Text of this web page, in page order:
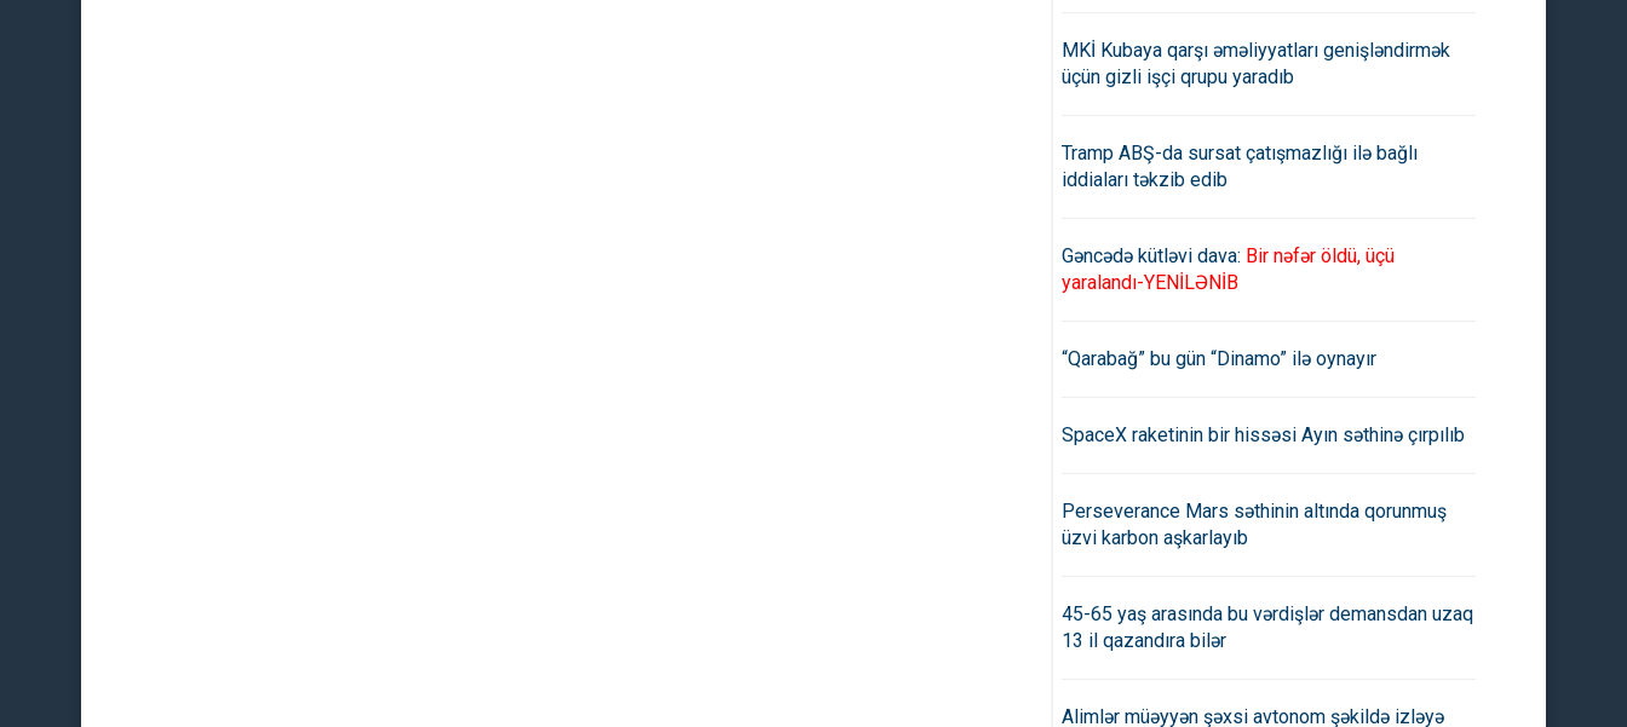
MKİ Kubaya qarşı əməliyyatları genişləndirmək
üçün gizli işçi qrupu yaradıb
Tramp ABŞ-da sursat çatışmazlığı ilə bağlı
iddiaları təkzib edib
Gəncədə kütləvi dava: Bir nəfər öldü, üçü
yaralandı-YENİLƏNİB
“Qarabağ” bu gün “Dinamo” ilə oynayır
SpaceX raketinin bir hissəsi Ayın səthinə çırpılıb
Perseverance Mars səthinin altında qorunmuş
üzvi karbon aşkarlayıb
45-65 yaş arasında bu vərdişlər demansdan uzaq
13 il qazandıra bilər
Alimlər müəyyən şəxsi avtonom şəkildə izləyə